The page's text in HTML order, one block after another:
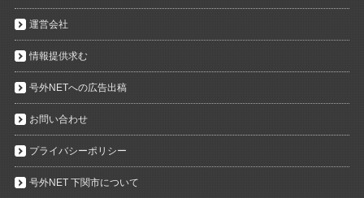
運営会社
情報提供求む
号外NETへの広告出稿
お問い合わせ
プライバシーポリシー
号外NET 下関市について